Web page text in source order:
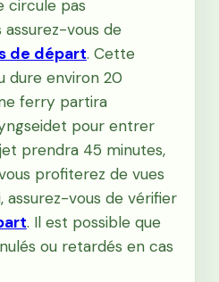
circule pas
vous de
de départ. Cette
dure environ 20
ferry partira
pour entrer
prendra 45 minutes,
profiterez de vues
assurez-vous de vérifier
. Il est possible que
ou retardés en cas